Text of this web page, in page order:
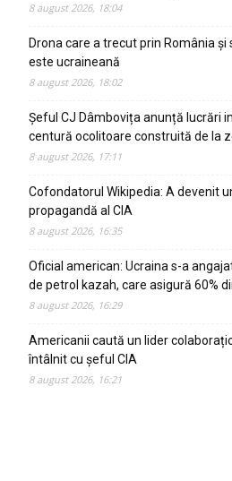
8 august 2026, 18:04
Drona care a trecut prin România și
este ucraineană
8 august 2026, 18:02
Șeful CJ Dâmbovița anunță lucrări
centură ocolitoare construită de la
8 august 2026, 17:11
Cofondatorul Wikipedia: A devenit
propagandă al CIA
8 august 2026, 16:35
Oficial american: Ucraina s-a
de petrol kazah, care asigură 60%
8 august 2026, 16:29
Americanii caută un lider
întâlnit cu șeful CIA
8 august 2026, 16:21